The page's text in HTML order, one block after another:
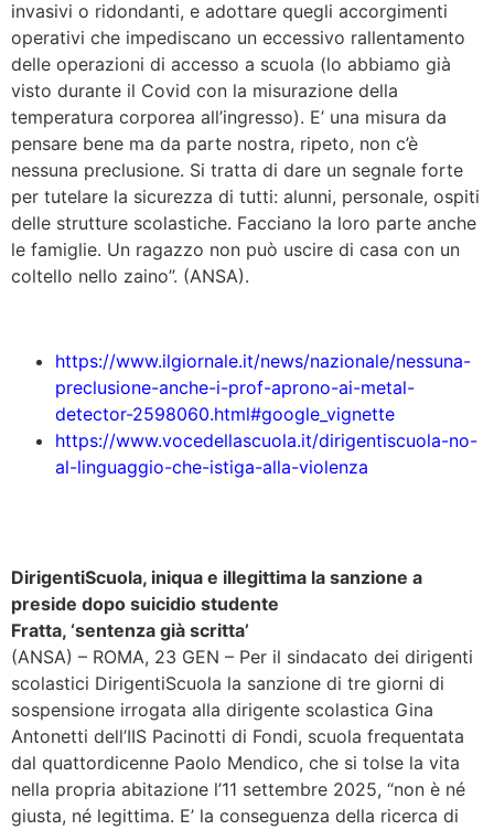
invasivi o ridondanti, e adottare quegli accorgimenti
operativi che impediscano un eccessivo rallentamento
delle operazioni di accesso a scuola (lo abbiamo già
visto durante il Covid con la misurazione della
temperatura corporea all’ingresso). E’ una misura da
pensare bene ma da parte nostra, ripeto, non c’è
nessuna preclusione. Si tratta di dare un segnale forte
per tutelare la sicurezza di tutti: alunni, personale, ospiti
delle strutture scolastiche. Facciano la loro parte anche
le famiglie. Un ragazzo non può uscire di casa con un
coltello nello zaino”. (ANSA).
https://www.ilgiornale.it/news/nazionale/nessuna-
preclusione-anche-i-prof-aprono-ai-metal-
detector-2598060.html#google_vignette
https://www.vocedellascuola.it/dirigentiscuola-no-
al-linguaggio-che-istiga-alla-violenza
DirigentiScuola, iniqua e illegittima la sanzione a
preside dopo suicidio studente
Fratta, ‘sentenza già scritta’
(ANSA) – ROMA, 23 GEN – Per il sindacato dei dirigenti
scolastici DirigentiScuola la sanzione di tre giorni di
sospensione irrogata alla dirigente scolastica Gina
Antonetti dell’IIS Pacinotti di Fondi, scuola frequentata
dal quattordicenne Paolo Mendico, che si tolse la vita
nella propria abitazione l’11 settembre 2025, “non è né
giusta, né legittima. E’ la conseguenza della ricerca di